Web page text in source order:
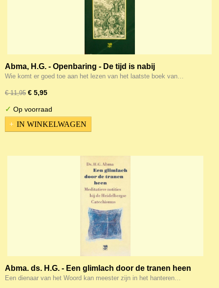
Abma, H.G. - Openbaring - De tijd is nabij
Wie komt er goed toe aan het lezen van het laatste boek van…
€ 11,95 € 5,95
✓ Op voorraad
IN WINKELWAGEN
Abma. ds. H.G. - Een glimlach door de tranen heen
Een dienaar van het Woord kan meester zijn in het hanteren…